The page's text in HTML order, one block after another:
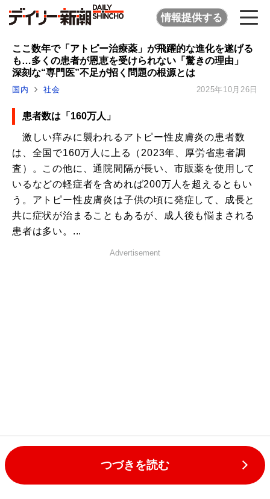
情報提供する
ここ数年で「アトピー治療薬」が飛躍的な進化を遂げる
も…多くの患者が恩恵を受けられない「驚きの理由」
深刻な“専門医”不足が招く問題の根源とは
国内 社会 2025年10月26日
患者数は「160万人」
激しい痒みに襲われるアトピー性皮膚炎の患者数
は、全国で160万人に上る（2023年、厚労省患者調
査）。この他に、通院間隔が長い、市販薬を使用して
いるなどの軽症者を含めれば200万人を超えるともい
う。アトピー性皮膚炎は子供の頃に発症して、成長と
共に症状が治まることもあるが、成人後も悩まされる
患者は多い。...
Advertisement
つづきを読む